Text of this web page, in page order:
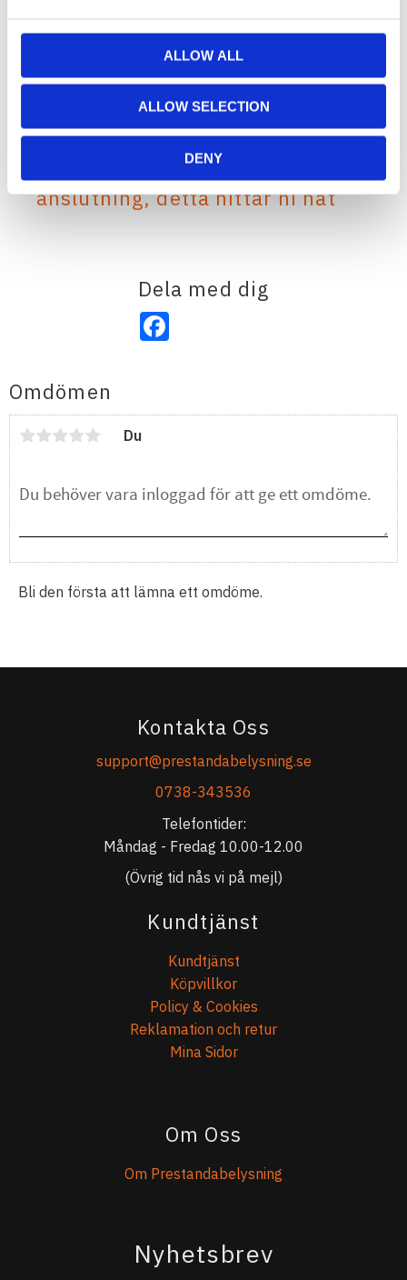
ALLOW ALL
ALLOW SELECTION
DENY
Ljusbild: 25° Flood + 10° Spot
Montage av extraljus på detta
fordon kräver CAN bus-
anslutning, detta hittar ni hät
Dela med dig
Facebook
Omdömen
Du
Bli den första att lämna ett omdöme.
Kontakta Oss
support@prestandabelysning.se
0738-343536
Telefontider:
Måndag - Fredag 10.00-12.00
(Övrig tid nås vi på mejl)
Kundtjänst
Kundtjänst
Köpvillkor
Policy & Cookies
Reklamation och retur
Mina Sidor
Om Oss
Om Prestandabelysning
Nyhetsbrev